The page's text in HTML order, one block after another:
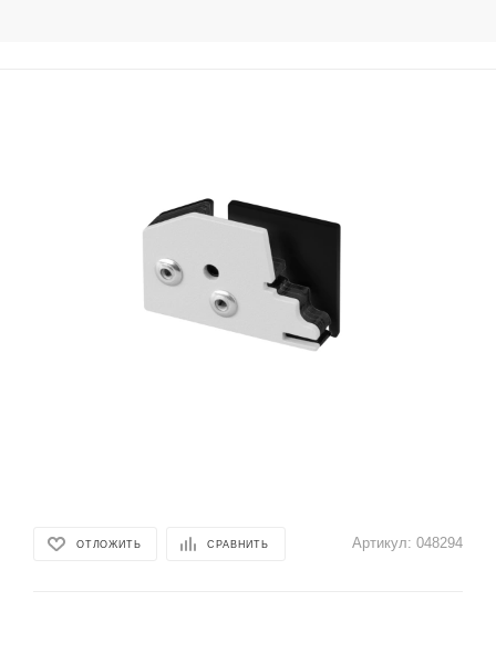
ОТЛОЖИТЬ СРАВНИТЬ Артикул: 048294